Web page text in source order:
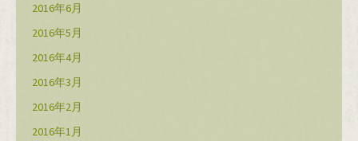
2016年6月
2016年5月
2016年4月
2016年3月
2016年2月
2016年1月